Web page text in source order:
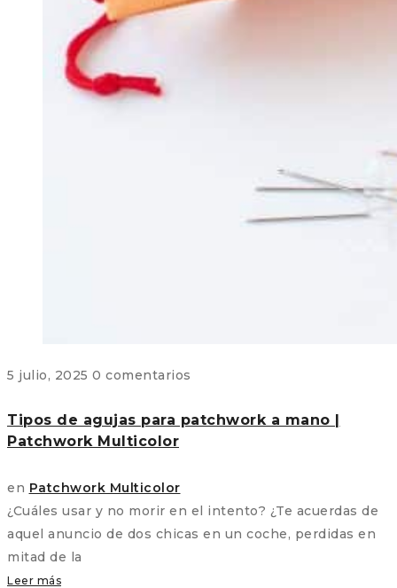
5 julio, 2025 0 comentarios
Tipos de agujas para patchwork a mano |
Patchwork Multicolor
en Patchwork Multicolor
¿Cuáles usar y no morir en el intento? ¿Te acuerdas de
aquel anuncio de dos chicas en un coche, perdidas en
mitad de la
Leer más